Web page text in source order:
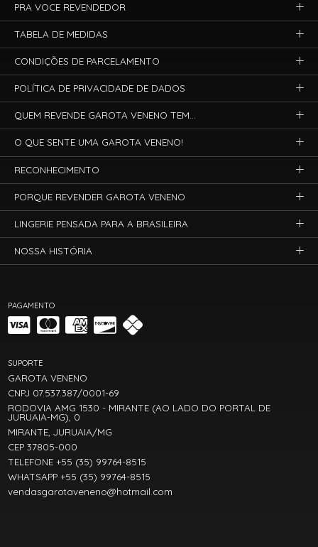
PAGAMENTO
SUPORTE
GAROTA VENENO
CNPJ 07.537.387/0001-69
RODOVIA AMG 1530 - MIRANTE (AO LADO DO PORTAL DE
JURUAIA-MG), 0
MIRANTE, JURUAIA/MG
CEP 37805-000
TELEFONE +55 (35) 99764-8515
WHATSAPP +55 (35) 99764-8515
vendasgarotaveneno@hotmail.com
PRA VOCE REVENDEDOR
TABELA DE MEDIDAS
CONDIÇÕES DE PARCELAMENTO
POLÍTICA DE PRIVACIDADE DE DADOS
QUEM REVENDE GAROTA VENENO TEM...
O QUE SENTE UMA GAROTA VENENO!
RECONHECIMENTO
PORQUE REVENDER GAROTA VENENO
LINGERIE PENSADA PARA A BRASILEIRA
NOSSA HISTÓRIA